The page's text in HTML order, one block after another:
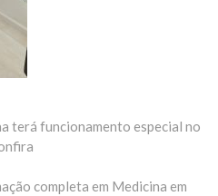
terá funcionamento especial no
completa em Medicina em